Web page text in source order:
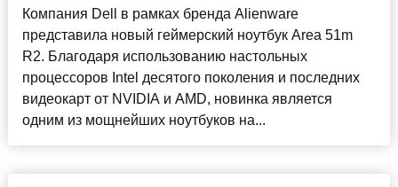
Компания Dell в рамках бренда Alienware
представила новый геймерский ноутбук Area 51m
R2. Благодаря использованию настольных
процессоров Intel десятого поколения и последних
видеокарт от NVIDIA и AMD, новинка является
одним из мощнейших ноутбуков на...